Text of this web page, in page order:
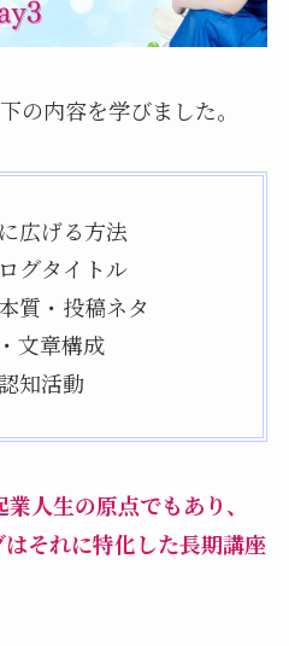
の内容を学びました。
広げる方法
グタイトル
質・投稿ネタ
文章構成
知活動
人生の原点でもあり、
それに特化した長期講座